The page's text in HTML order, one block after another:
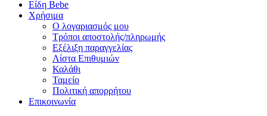
Είδη Bebe
Χρήσιμα
Ο λογαριασμός μου
Τρόποι αποστολής/πληρωμής
Εξέλιξη παραγγελίας
Λίστα Επιθυμιών
Καλάθι
Ταμείο
Πολιτική απορρήτου
Επικοινωνία